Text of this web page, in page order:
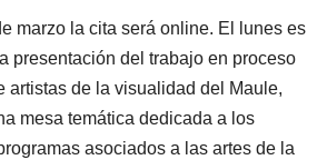
marzo la cita será online. El lunes es
presentación del trabajo en proceso
artistas de la visualidad del Maule,
mesa temática dedicada a los
asociados a las artes de la